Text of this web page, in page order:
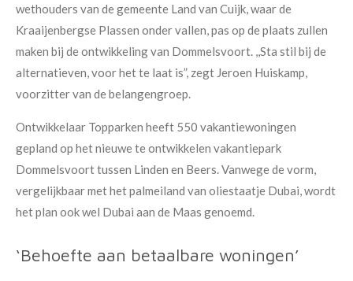
wethouders van de gemeente Land van Cuijk, waar de
Kraaijenbergse Plassen onder vallen, pas op de plaats zullen
maken bij de ontwikkeling van Dommelsvoort. ,,Sta stil bij de
alternatieven, voor het te laat is”, zegt Jeroen Huiskamp,
voorzitter van de belangengroep.
Ontwikkelaar Topparken heeft 550 vakantiewoningen
gepland op het nieuwe te ontwikkelen vakantiepark
Dommelsvoort tussen Linden en Beers. Vanwege de vorm,
vergelijkbaar met het palmeiland van oliestaatje Dubai, wordt
het plan ook wel Dubai aan de Maas genoemd.
‘Behoefte aan betaalbare woningen’